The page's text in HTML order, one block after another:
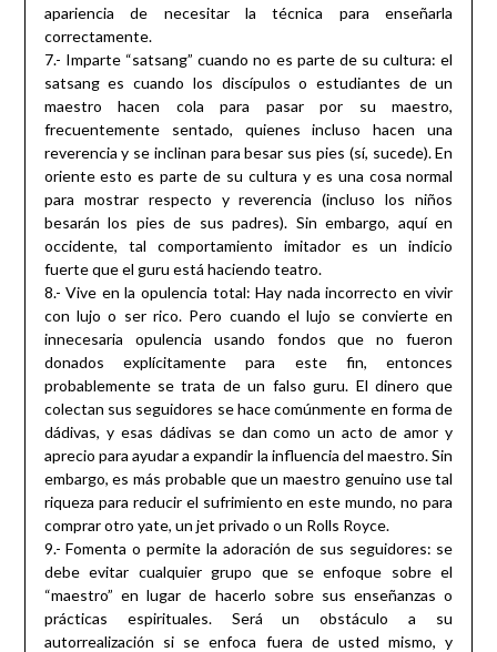
apariencia de necesitar la técnica para enseñarla
correctamente.
7.- Imparte “satsang” cuando no es parte de su cultura: el
satsang es cuando los discípulos o estudiantes de un
maestro hacen cola para pasar por su maestro,
frecuentemente sentado, quienes incluso hacen una
reverencia y se inclinan para besar sus pies (sí, sucede). En
oriente esto es parte de su cultura y es una cosa normal
para mostrar respecto y reverencia (incluso los niños
besarán los pies de sus padres). Sin embargo, aquí en
occidente, tal comportamiento imitador es un indicio
fuerte que el guru está haciendo teatro.
8.- Vive en la opulencia total: Hay nada incorrecto en vivir
con lujo o ser rico. Pero cuando el lujo se convierte en
innecesaria opulencia usando fondos que no fueron
donados explícitamente para este fin, entonces
probablemente se trata de un falso guru. El dinero que
colectan sus seguidores se hace comúnmente en forma de
dádivas, y esas dádivas se dan como un acto de amor y
aprecio para ayudar a expandir la influencia del maestro. Sin
embargo, es más probable que un maestro genuino use tal
riqueza para reducir el sufrimiento en este mundo, no para
comprar otro yate, un jet privado o un Rolls Royce.
9.- Fomenta o permite la adoración de sus seguidores: se
debe evitar cualquier grupo que se enfoque sobre el
“maestro” en lugar de hacerlo sobre sus enseñanzas o
prácticas espirituales. Será un obstáculo a su
autorrealización si se enfoca fuera de usted mismo, y